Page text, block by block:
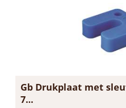
Gb Drukplaat met
7...